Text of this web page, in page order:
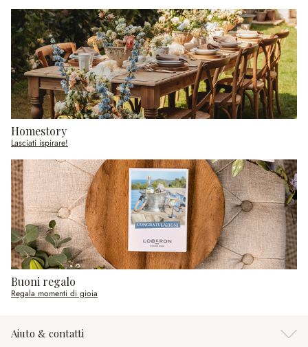
Homestory
Lasciati ispirare!
Buoni regalo
Regala momenti di gioia
Aiuto & contatti